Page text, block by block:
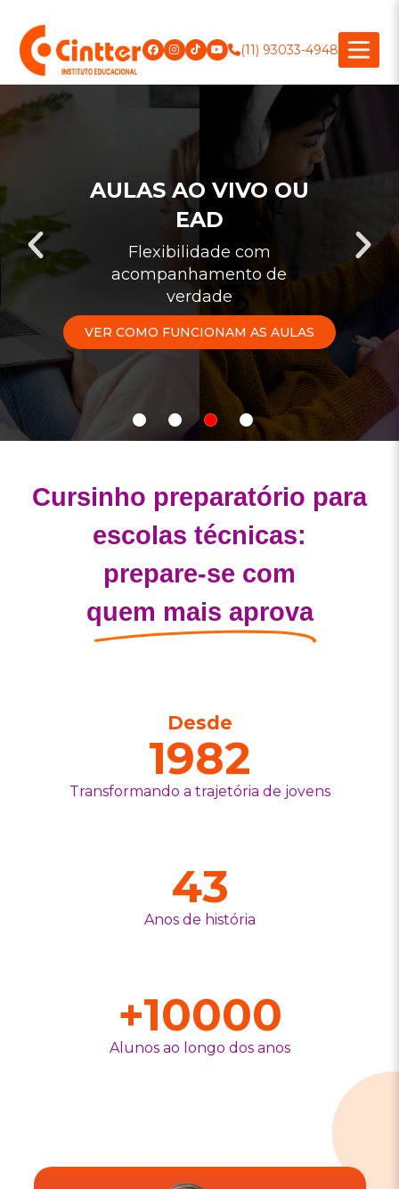
(11) 93033-4948
AULAS AO VIVO OU
EAD
Flexibilidade com
acompanhamento de
verdade
VER COMO FUNCIONAM AS AULAS
Show
Show
Cursinho preparatório para
escolas técnicas:
prepare-se com
quem mais aprova
Desde
1982
Transformando a trajetória de jovens
43
Anos de história
+10000
Alunos ao longo dos anos